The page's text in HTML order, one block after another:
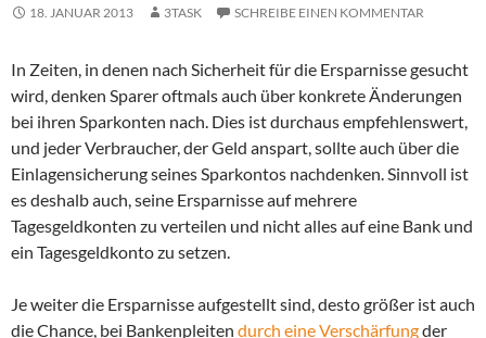
18. JANUAR 2013 3TASK SCHREIBE EINEN KOMMENTAR
In Zeiten, in denen nach Sicherheit für die Ersparnisse gesucht
wird, denken Sparer oftmals auch über konkrete Änderungen
bei ihren Sparkonten nach. Dies ist durchaus empfehlenswert,
und jeder Verbraucher, der Geld anspart, sollte auch über die
Einlagensicherung seines Sparkontos nachdenken.Sinnvoll ist
es deshalb auch, seine Ersparnisse auf mehrere
Tagesgeldkonten zu verteilen und nicht alles auf eine Bank und
ein Tagesgeldkonto zu setzen.
Je weiter die Ersparnisse aufgestellt sind, desto größer ist auch
die Chance, bei Bankenpleiten durch eine Verschärfungder